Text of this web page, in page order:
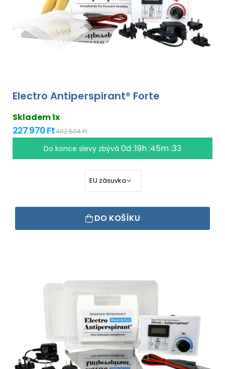
Electro Antiperspirant® Forte
Skladem 1x
227 970 Ft402 504 Ft
Do konce slevy zbývá 0d :19h :45m :33
DO KOŠÍKU